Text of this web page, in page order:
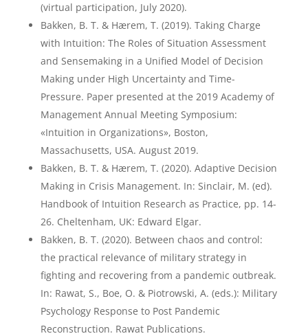
(virtual participation, July 2020).
Bakken, B. T. & Hærem, T. (2019). Taking Charge
with Intuition: The Roles of Situation Assessment
and Sensemaking in a Unified Model of Decision
Making under High Uncertainty and Time-
Pressure. Paper presented at the 2019 Academy of
Management Annual Meeting Symposium:
«Intuition in Organizations», Boston,
Massachusetts, USA. August 2019.
Bakken, B. T. & Hærem, T. (2020). Adaptive Decision
Making in Crisis Management. In: Sinclair, M. (ed).
Handbook of Intuition Research as Practice, pp. 14-
26. Cheltenham, UK: Edward Elgar.
Bakken, B. T. (2020). Between chaos and control:
the practical relevance of military strategy in
fighting and recovering from a pandemic outbreak.
In: Rawat, S., Boe, O. & Piotrowski, A. (eds.): Military
Psychology Response to Post Pandemic
Reconstruction. Rawat Publications.